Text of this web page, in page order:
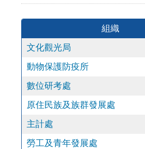
組織
文化觀光局
動物保護防疫所
數位研考處
原住民族及族群發展處
主計處
勞工及青年發展處